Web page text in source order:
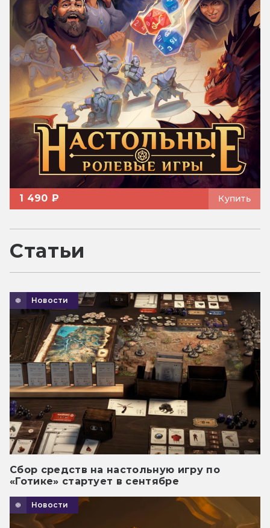
1 490 ₽ Купить
Статьи
Новости
Сбор средств на настольную игру по
«Готике» стартует в сентябре
Новости